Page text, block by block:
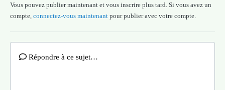
Vous pouvez publier maintenant et vous inscrire plus tard. Si vous avez un
compte, connectez-vous maintenant pour publier avec votre compte.
Répondre à ce sujet…